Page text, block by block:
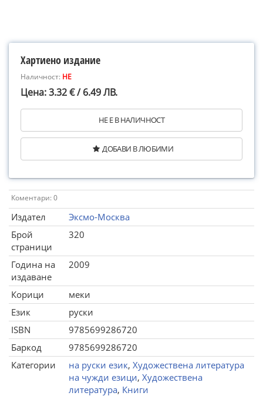
Хартиено издание
Наличност: НЕ
Цена: 3.32 € / 6.49 ЛВ.
НЕ Е В НАЛИЧНОСТ
ДОБАВИ В ЛЮБИМИ
Коментари: 0
Издател
Эксмо-Москва
Брой
страници
320
Година на
издаване
2009
Корици
меки
Език
руски
ISBN
9785699286720
Баркод
9785699286720
Категории
на руски език, Художествена литература
на чужди езици, Художествена
литература, Книги